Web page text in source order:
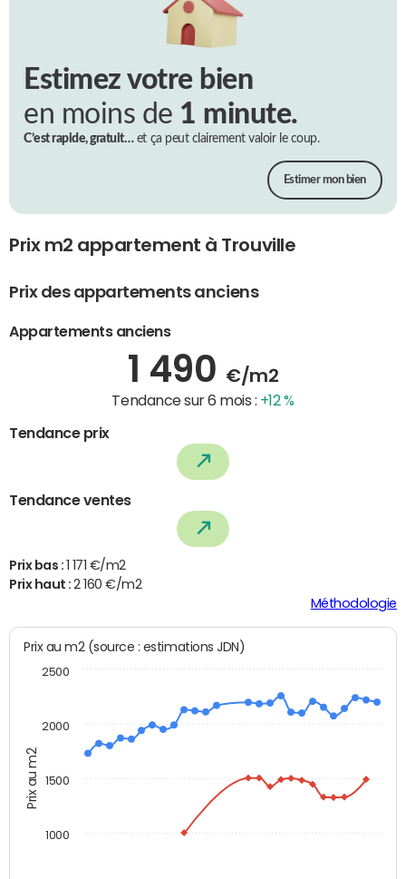
Estimez votre bien
en moins de 1 minute.
C’est rapide, gratuit…et ça peut clairement valoir le coup.
Estimer mon bien
Prix m2 appartement à Trouville
Prix des appartements anciens
Appartements anciens
1 490 €/m2
Tendance sur 6 mois : +12 %
Tendance prix
Tendance ventes
Prix bas : 1 171 €/m2
Prix haut :2 160 €/m2
Méthodologie
Prix au m2
Prix au m2 (source : estimations JDN)
1000
1500
2000
2500